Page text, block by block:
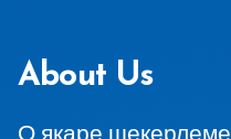
About Us